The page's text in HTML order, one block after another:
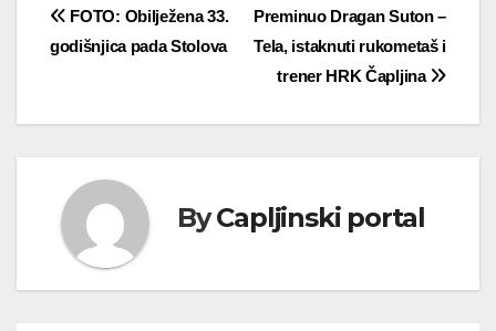
Navigacija
objava
Preminuo Dragan Suton –
Tela, istaknuti rukometaš i
trener HRK Čapljina
FOTO: Obilježena 33.
godišnjica pada Stolova
ByCapljinski portal